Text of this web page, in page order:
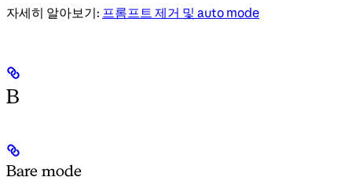
자세히 알아보기: 프롬프트 제거 및 auto mode
B
Bare mode